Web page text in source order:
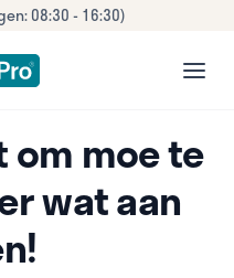
08:30 - 16:30)
om moe te
wat aan